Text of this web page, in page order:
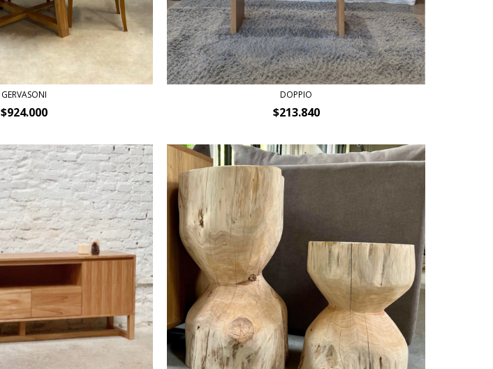
GERVASONI
$924.000
DOPPIO
$213.840